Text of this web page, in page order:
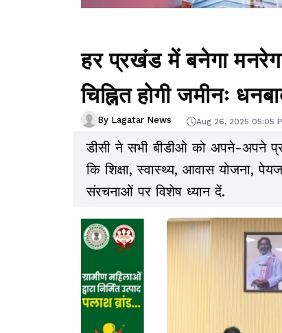
हर प्रखंड में बनेगा
चिह्नित होगी जमीनः
By Lagatar News Aug 26, 2025 05:05
डीसी ने सभी बीडीओ को अपने-अपने
कि शिक्षा, स्वास्थ्य, आवास योजना,
संरचनाओं पर विशेष ध्यान दें.